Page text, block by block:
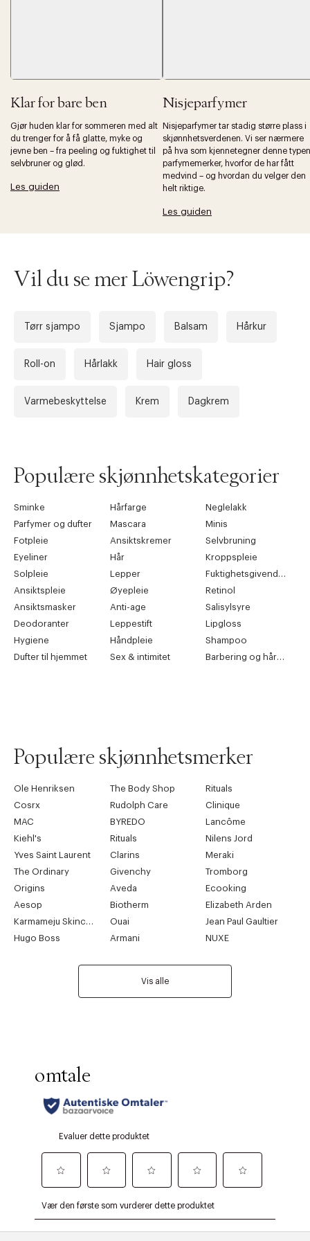
Klar for bare ben
Gjør huden klar for sommeren med alt
du trenger for å få glatte, myke og
jevne ben – fra peeling og fuktighet til
selvbruner og glød.
Les guiden
Nisjeparfymer
Nisjeparfymer tar stadig større plass i
skjønnhetsverdenen. Vi ser nærmere
på hva som kjennetegner denne typen
parfymemerker, hvorfor de har fått
medvind – og hvordan du velger den
helt riktige.
Les guiden
Forrige
Vil du se mer Löwengrip?
Tørr sjampo Sjampo Balsam Hårkur
Roll-on Hårlakk Hair gloss
Varmebeskyttelse Krem Dagkrem
Populære skjønnhetskategorier
Sminke Hårfarge
Neglelakk
Parfymer og dufter
Mascara
Minis
Fotpleie
Ansiktskremer
Selvbruning
Eyeliner
Hår
Kroppspleie
Solpleie
Lepper
Ansiktspleie
Øyepleie
Retinol
Ansiktsmasker
Anti-age
Salisylsyre
Deodoranter
Leppestift
Lipgloss
Hygiene
Håndpleie
Shampoo
Dufter til hjemmet
Sex & intimitet
Populære skjønnhetsmerker
Ole Henriksen The Body Shop
Rituals
Cosrx
Rudolph Care
Clinique
MAC
BYREDO
Lancôme
Kiehl's
Rituals
Nilens Jord
Yves Saint Laurent
Clarins
Meraki
The Ordinary
Givenchy
Tromborg
Origins
Aveda
Ecooking
Aesop
Biotherm
Elizabeth Arden
Ouai
Jean Paul Gaultier
Hugo Boss
Armani NUXE
Vis alle